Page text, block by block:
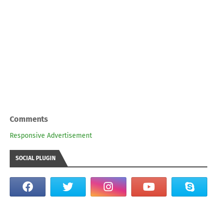
Comments
Responsive Advertisement
SOCIAL PLUGIN